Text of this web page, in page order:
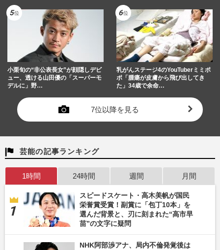
小栗旬の“非公表長女”が顔隠しデビ
ュー、透ける山田優の「スーパーモ
デルに」野…
乳がんステージ4のYouTuberミミポ
ポ「腫瘍が皮膚から飛び出してき
た」34歳で余命…
7位以降を見る
芸能の記事ランキング
1時間 24時間 週間 月間
スピードスケート・高木美帆が国民
栄誉賞受賞！副賞に「包丁10本」を
選んだ背景と、刃に刻まれた“高市早
苗”の文字に疑問
NHK阿部渉アナ、局内不倫発覚後は